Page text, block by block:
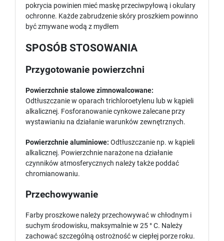
pokrycia powinien mieć maskę przeciwpyłową i okulary
ochronne. Każde zabrudzenie skóry proszkiem powinno
być zmywane wodą z mydłem
SPOSÓB STOSOWANIA
Przygotowanie powierzchni
Powierzchnie stalowe zimnowalcowane:
Odtłuszczanie w oparach trichloroetylenu lub w kąpieli
alkalicznej. Fosforanowanie cynkowe zalecane przy
wystawianiu na działanie warunków zewnętrznych.
Powierzchnie aluminiowe: Odtłuszczanie np. w kąpieli
alkalicznej. Powierzchnie narażone na działanie
czynników atmosferycznych należy także poddać
chromianowaniu.
Przechowywanie
Farby proszkowe należy przechowywać w chłodnym i
suchym środowisku, maksymalnie w 25 ° C. Należy
zachować szczególną ostrożność w ciepłej porze roku.